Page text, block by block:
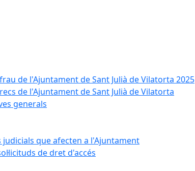
de l'Ajuntament de Sant Julià de Vilatorta 2025
de l'Ajuntament de Sant Julià de Vilatorta
generals
que afecten a l'Ajuntament
de dret d'accés